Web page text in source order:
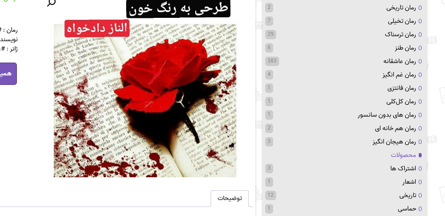
رمان
ژانر :
رمان
طرحی
به
توضیحات
رمان تاریخی 2
رمان تخیلی 7
رمان ترسناک 29
رمان طنز 6
رمان عاشقانه 383
رمان غم انگیز 4
رمان فانتزی 1
رمان کل‌کلی 1
رمان های بدون سانسور 1
رمان هم خانه ای 2
رمان هیجان انگیز 3
محصولات
اشتراک ها
3
اشعار 1
تاریخی 12
حماسی 1